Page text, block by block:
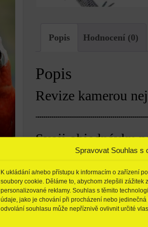
Spravovat Souhlas s
K ukládání a/nebo přístupu k informacím o zařízení
soubory cookie. Děláme to, abychom zlepšili zážitek
personalizované reklamy. Souhlas s těmito
údaje, jako je chování při procházení nebo
odvolání souhlasu může nepříznivě ovlivnit určité
Popis Hodnocení (0)
Popis
Revize kamerou
Svoji objednávku